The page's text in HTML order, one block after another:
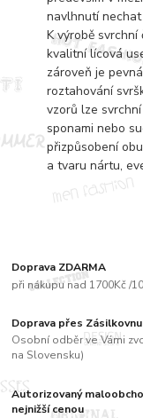
Doprava ZDARMA
při nákupu nad 1700Kč /
Doprava přes
Osobní odběr ve Vámi
na Slovensku)
Autorizovaný
nejnižší cenou
navlhnutí
K výrobě
kvalitní lícová
zároveň je
roztahování
vzorů lze
sponami nebo
přizpůsobení
a tvaru nártu,